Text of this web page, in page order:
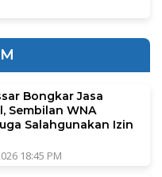
Bongkar Jasa
Sembilan WNA
Salahgunakan Izin
18:45 PM